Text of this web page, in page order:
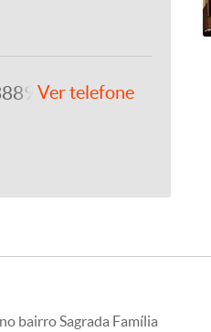
4765
Ver telefone
bairro Sagrada Família